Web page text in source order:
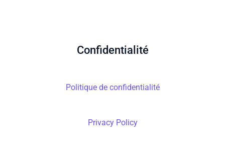
Confidentialité
Politique de confidentialité
Privacy Policy